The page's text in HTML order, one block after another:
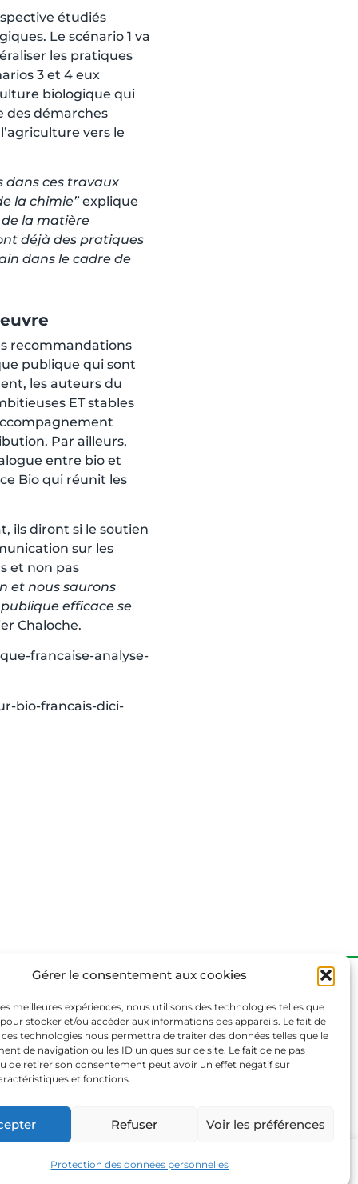
Gérer le consentement aux cookies
meilleures expériences, nous utilisons des technologies telles que
stocker et/ou accéder aux informations des appareils. Le fait de
technologies nous permettra de traiter des données telles que le
de navigation ou les ID uniques sur ce site. Le fait de ne pas
de retirer son consentement peut avoir un effet négatif sur
et fonctions.
Refuser Voir les préférences
Protection des données personnelles
étudiés
Le scénario 1 va
les pratiques
3 et 4 eux
biologique qui
des démarches
vers le
dans ces travaux
la chimie”explique
la matière
déjà des pratiques
dans le cadre de
recommandations
publique qui sont
les auteurs du
ET stables
Par ailleurs,
entre bio et
Bio qui réunit les
ils diront si le soutien
sur les
et non pas
et nous saurons
efficace se
Chaloche.
francaise-analyse-
bio-francais-dici-
légales
de confidentialité
Paramétrage